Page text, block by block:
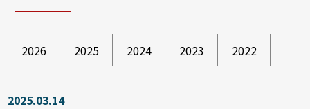
2026 2025 2024 2023 2022
2025.03.14